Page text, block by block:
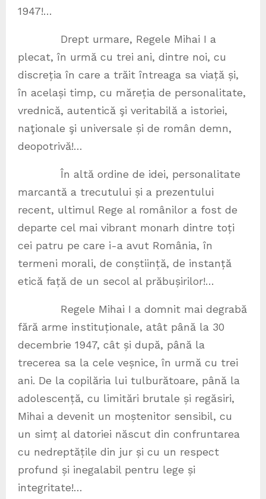
1947!…
Drept urmare, Regele Mihai I a
plecat, în urmă cu trei ani, dintre noi, cu
discreția în care a trăit întreaga sa viață și,
în același timp, cu măreția de personalitate,
vrednică, autentică şi veritabilă a istoriei,
naţionale şi universale și de român demn,
deopotrivă!…
În altă ordine de idei, personalitate
marcantă a trecutului și a prezentului
recent, ultimul Rege al românilor a fost de
departe cel mai vibrant monarh dintre toți
cei patru pe care i-a avut România, în
termeni morali, de conștiință, de instanță
etică față de un secol al prăbușirilor!…
Regele Mihai I a domnit mai degrabă
fără arme instituționale, atât până la 30
decembrie 1947, cât și după, până la
trecerea sa la cele veșnice, în urmă cu trei
ani. De la copilăria lui tulburătoare, până la
adolescență, cu limitări brutale și regăsiri,
Mihai a devenit un moștenitor sensibil, cu
un simț al datoriei născut din confruntarea
cu nedreptățile din jur și cu un respect
profund și inegalabil pentru lege și
integritate!…